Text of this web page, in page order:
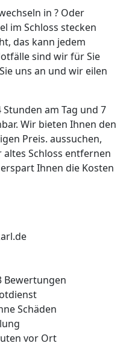
in ? Oder
im Schloss stecken
das kann jedem
sind wir für Sie
uns an und wir eilen
am Tag und 7
Wir bieten Ihnen den
Preis. aussuchen,
Schloss entfernen
Ihnen die Kosten
Bewertungen
Schäden
vor Ort